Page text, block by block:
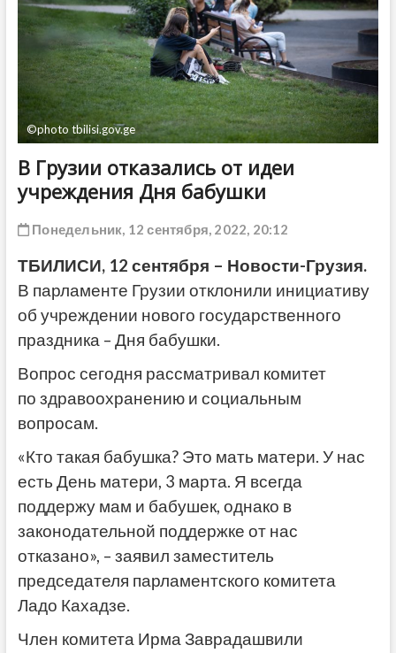
©photo tbilisi.gov.ge
В Грузии отказались от идеи
учреждения Дня бабушки
Понедельник, 12 сентября, 2022, 20:12
ТБИЛИСИ, 12 сентября – Новости-Грузия.
В парламенте Грузии отклонили инициативу
об учреждении нового государственного
праздника – Дня бабушки.
Вопрос сегодня рассматривал комитет
по здравоохранению и социальным
вопросам.
«Кто такая бабушка? Это мать матери. У нас
есть День матери, 3 марта. Я всегда
поддержу мам и бабушек, однако в
законодательной поддержке от нас
отказано», – заявил заместитель
председателя парламентского комитета
Ладо Кахадзе.
Член комитета Ирма Заврадашвили